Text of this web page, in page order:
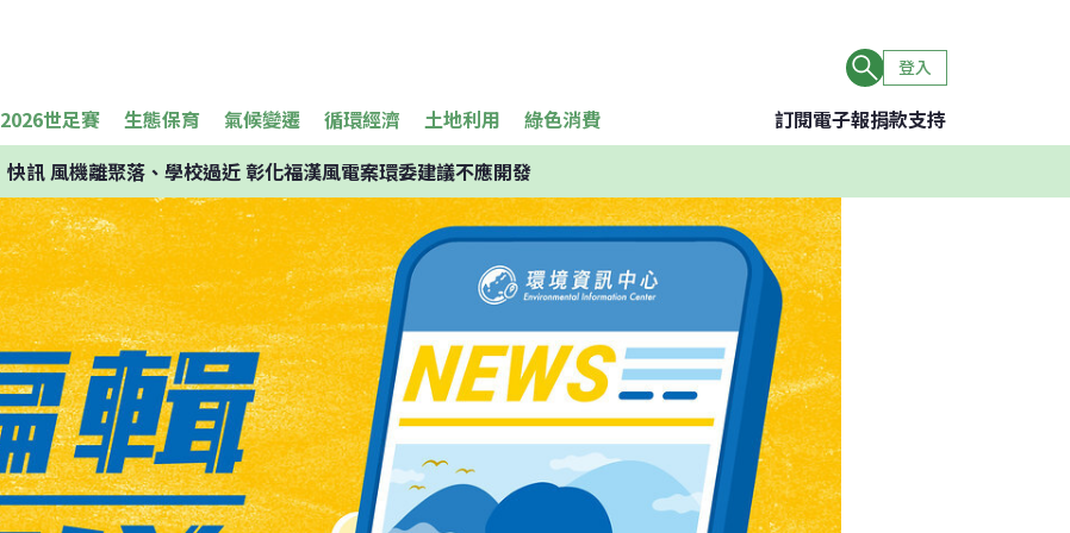
登入
2026世足賽 生態保育 氣候變遷 循環經濟 土地利用 綠色消費 訂閱電子報捐款支持
快訊風機離聚落、學校過近 彰化福漢風電案環委建議不應開發